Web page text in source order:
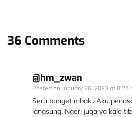
36 Comments
@hm_zwan
Posted on January 26, 2023 at 8:27
Seru banget mbak.. Aku
langsung. Ngeri juga ya kalo